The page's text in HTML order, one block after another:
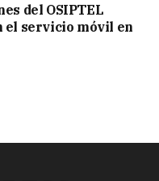
del OSIPTEL
el servicio móvil en